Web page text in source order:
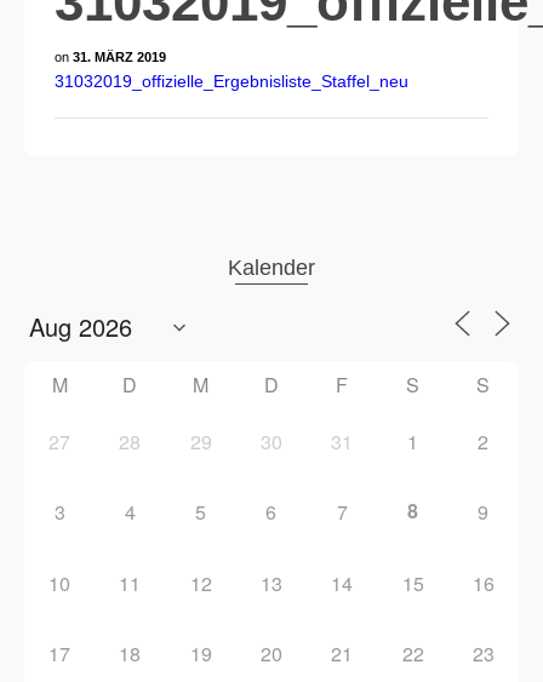
on 31. MÄRZ 2019
31032019_offizielle_Ergebnisliste_Staffel_neu
Kalender
M D M D F S S
27 28 29 30 31 1 2
3 4 5 6 7 8 9
10 11 12 13 14 15 16
17 18 19 20 21 22 23